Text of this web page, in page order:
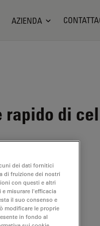
AZIENDA
rapido di
dei dati fornitici
di fruizione dei nostri
con questi e altri
misurare l'efficacia
il suo consenso e
modificare le proprie
in fondo al